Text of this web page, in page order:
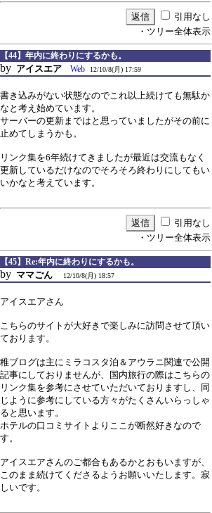
引用なし
・ツリー全体表示
【44】年内に終わりにするかも。
by アイスエア Web 12/10/8(月) 17:59
書き込みがない状態なのでこれ以上続けても無駄か
なと考え始めています。
サーバーの更新まではと思っていましたがその前に
止めてしまうかも。
リンク集を6年続けてきましたが最近は交流もなく
更新しているだけなのでそろそろ終わりにしてもい
いかなと考えています。
引用なし
・ツリー全体表示
【45】Re:年内に終わりにするかも。
by ママごん 12/10/8(月) 18:57
アイスエアさん
こちらのサイトが大好きで楽しみに訪問させて頂い
ております。
稚ブログは主にミラコスタ泊＆アウラニ関連で公開
記事にしておりませんが、国内旅行の際はこちらの
リンク集を参考にさせていただいておりますし、同
じように参考にしている方々がたくさんいらっしゃ
ると思います。
ホテルの口コミサイトよりここが断然好きなので
す。
アイスエアさんのご都合もあるかとおもいますが、
このまま続けてくださるようお願いいたします。寂
しいです。